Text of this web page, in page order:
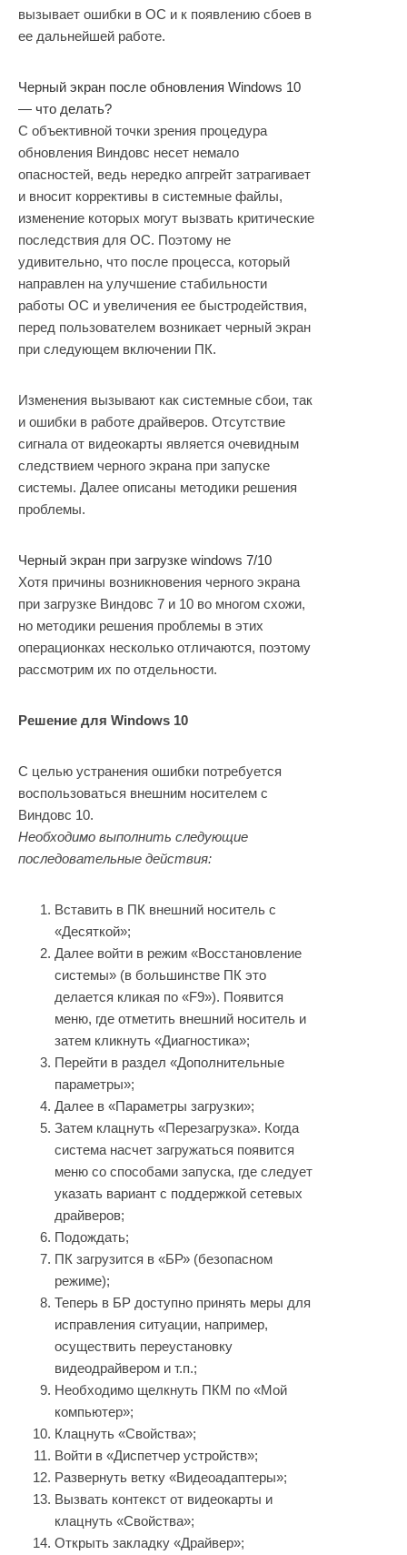
вызывает ошибки в ОС и к появлению сбоев в
ее дальнейшей работе.
Черный экран после обновления Windows 10
— что делать?
С объективной точки зрения процедура
обновления Виндовс несет немало
опасностей, ведь нередко апгрейт затрагивает
и вносит коррективы в системные файлы,
изменение которых могут вызвать критические
последствия для ОС. Поэтому не
удивительно, что после процесса, который
направлен на улучшение стабильности
работы ОС и увеличения ее быстродействия,
перед пользователем возникает черный экран
при следующем включении ПК.
Изменения вызывают как системные сбои, так
и ошибки в работе драйверов. Отсутствие
сигнала от видеокарты является очевидным
следствием черного экрана при запуске
системы. Далее описаны методики решения
проблемы.
Черный экран при загрузке windows 7/10
Хотя причины возникновения черного экрана
при загрузке Виндовс 7 и 10 во многом схожи,
но методики решения проблемы в этих
операционках несколько отличаются, поэтому
рассмотрим их по отдельности.
Решение для Windows 10
С целью устранения ошибки потребуется
воспользоваться внешним носителем с
Виндовс 10.
Необходимо выполнить следующие
последовательные действия:
Вставить в ПК внешний носитель с
«Десяткой»;
Далее войти в режим «Восстановление
системы» (в большинстве ПК это
делается кликая по «F9»). Появится
меню, где отметить внешний носитель и
затем кликнуть «Диагностика»;
Перейти в раздел «Дополнительные
параметры»;
Далее в «Параметры загрузки»;
Затем клацнуть «Перезагрузка». Когда
система насчет загружаться появится
меню со способами запуска, где следует
указать вариант с поддержкой сетевых
драйверов;
Подождать;
ПК загрузится в «БР» (безопасном
режиме);
Теперь в БР доступно принять меры для
исправления ситуации, например,
осуществить переустановку
видеодрайвером и т.п.;
Необходимо щелкнуть ПКМ по «Мой
компьютер»;
Клацнуть «Свойства»;
Войти в «Диспетчер устройств»;
Развернуть ветку «Видеоадаптеры»;
Вызвать контекст от видеокарты и
клацнуть «Свойства»;
Открыть закладку «Драйвер»;